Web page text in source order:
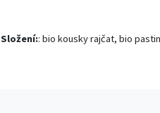
Složení:: bio kousky rajčat, bio